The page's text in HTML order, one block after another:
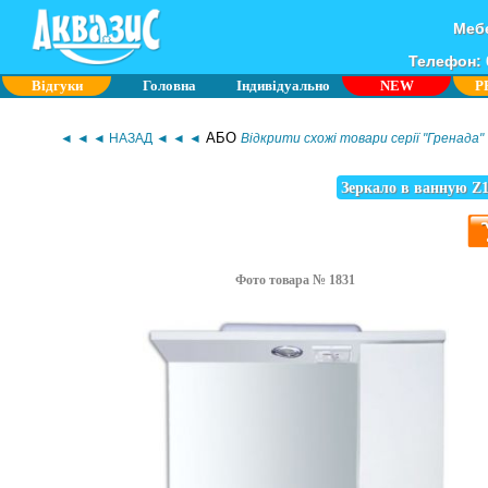
Телефон:
Відгуки Головна Індивідуально NEW
◄ ◄ ◄ НАЗАД ◄ ◄ ◄ АБО Відкрити схожі товари серії "Гренада"
Зеркало в ванную
Фото товара № 1831